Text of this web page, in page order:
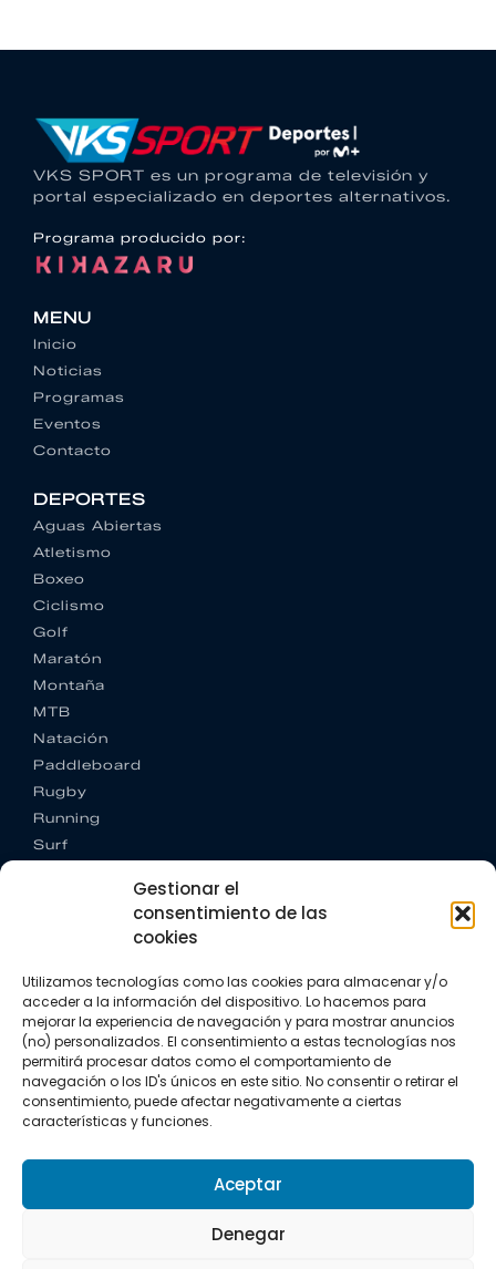
Gestionar el
consentimiento de las
cookies
Utilizamos tecnologías como las cookies para almacenar y/o
acceder a la información del dispositivo. Lo hacemos para
mejorar la experiencia de navegación y para mostrar anuncios
(no) personalizados. El consentimiento a estas tecnologías nos
permitirá procesar datos como el comportamiento de
navegación o los ID's únicos en este sitio. No consentir o retirar el
consentimiento, puede afectar negativamente a ciertas
características y funciones.
Aceptar
Denegar
VKS SPORT es un programa de televisión y
portal especializado en deportes alternativos.
Programa producido por:
MENU
Inicio
Noticias
Programas
Eventos
Contacto
DEPORTES
Aguas Abiertas
Atletismo
Boxeo
Ciclismo
Golf
Maratón
Montaña
MTB
Natación
Paddleboard
Rugby
Running
Surf
CONTACTO
+34 662 342 177
info@vkssport.com
SÍGUENOS
Política de privacidad
Política de cookies